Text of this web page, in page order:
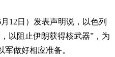
12日）发表声明说，以色列
以阻止伊朗获得核武器”，为
做好相应准备。